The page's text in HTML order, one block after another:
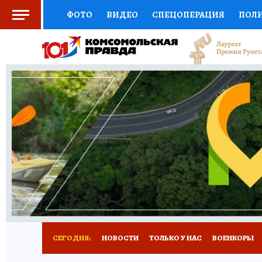
ФОТО ВИДЕО СПЕЦОПЕРАЦИЯ
СОЦПОДДЕРЖКА НАУКА СПОРТ
ВЫБОР ЭКСПЕРТОВ ДОКТОР
КНИЖНАЯ ПОЛКА ПРОГНОЗЫ НА СПОРТ
ПРЕСС-ЦЕНТР НЕДВИЖИМОСТЬ
РАДИО КП РЕКЛАМА ОБЪЯВЛЕНИЯ
СЕГОДНЯ: НОВОСТИ ТОЛЬКО У НАС ВОЕНКОРЫ